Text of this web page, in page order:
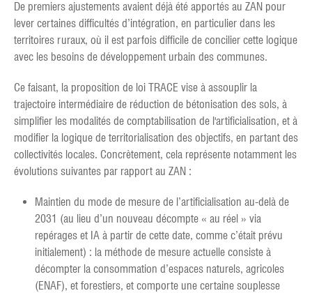
De premiers ajustements avaient déjà été apportés au ZAN pour
lever certaines difficultés d’intégration, en particulier dans les
territoires ruraux, où il est parfois difficile de concilier cette logique
avec les besoins de développement urbain des communes.
Ce faisant, la proposition de loi TRACE vise à assouplir la
trajectoire intermédiaire de réduction de bétonisation des sols, à
simplifier les modalités de comptabilisation de l'artificialisation, et à
modifier la logique de territorialisation des objectifs, en partant des
collectivités locales. Concrètement, cela représente notamment les
évolutions suivantes par rapport au ZAN :
Maintien du mode de mesure de l’artificialisation au-delà de
2031 (au lieu d’un nouveau décompte « au réel » via
repérages et IA à partir de cette date, comme c’était prévu
initialement) : la méthode de mesure actuelle consiste à
décompter la consommation d’espaces naturels, agricoles
(ENAF), et forestiers, et comporte une certaine souplesse